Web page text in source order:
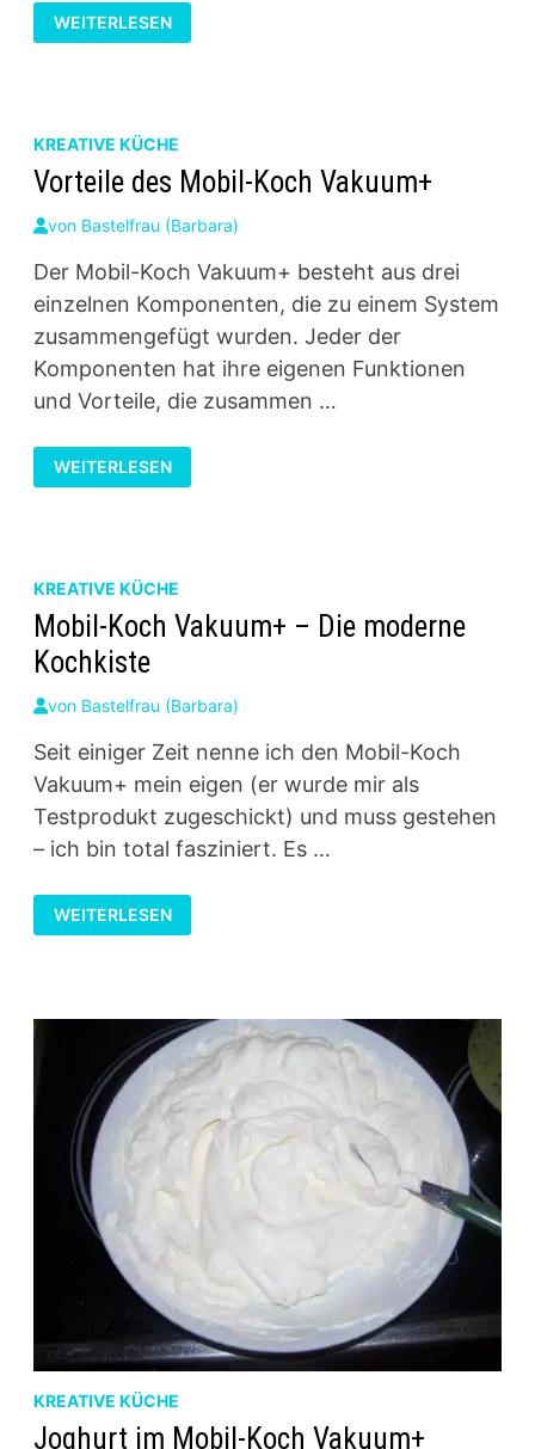
KOHLENHYDRATARMER
PREISELBEERKOMPOTT
MIT
WEITERLESEN
KREATIVE KÜCHE
Vorteile des Mobil-Koch Vakuum+
von Bastelfrau (Barbara)
Der Mobil-Koch Vakuum+ besteht aus drei
einzelnen Komponenten, die zu einem System
zusammengefügt wurden. Jeder der
Komponenten hat ihre eigenen Funktionen
und Vorteile, die zusammen …
VORTEILE
DES
MOBIL-
WEITERLESEN
KREATIVE KÜCHE
Mobil-Koch Vakuum+ – Die moderne
Kochkiste
von Bastelfrau (Barbara)
Seit einiger Zeit nenne ich den Mobil-Koch
Vakuum+ mein eigen (er wurde mir als
Testprodukt zugeschickt) und muss gestehen
– ich bin total fasziniert. Es …
MOBIL-
KOCH
VAKUUM+
WEITERLESEN
KREATIVE KÜCHE
Joghurt im Mobil-Koch Vakuum+